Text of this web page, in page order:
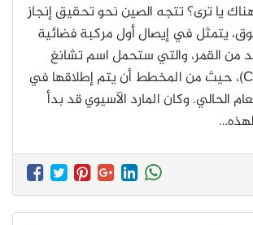
يا ترى؟ تتجه الصين نحو تحقيق إنجاز
يتمثل في إيصال أول مركبة فضائية
من القمر، والتي ستحمل اسم تشانغ
إي-4 (Chang’e-4)، حيث من المخطط أن يتم إطلاقها في
الحالي. وكان المارد الآسيوي قد بدأ